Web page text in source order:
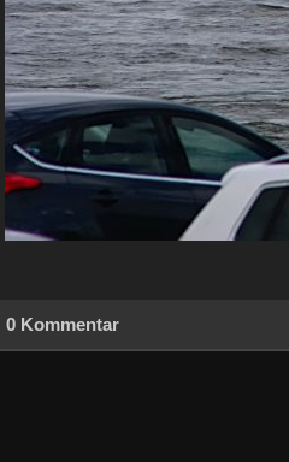
0 Kommentar